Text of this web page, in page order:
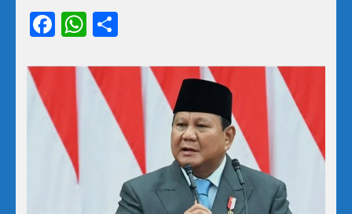
Facebook
WhatsApp